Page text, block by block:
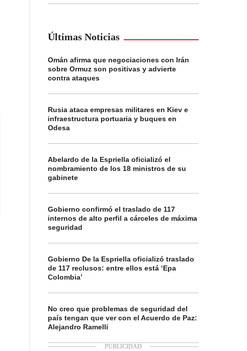
Últimas Noticias
Omán afirma que negociaciones con Irán
sobre Ormuz son positivas y advierte
contra ataques
Rusia ataca empresas militares en Kiev e
infraestructura portuaria y buques en
Odesa
Abelardo de la Espriella oficializó el
nombramiento de los 18 ministros de su
gabinete
Gobierno confirmó el traslado de 117
internos de alto perfil a cárceles de máxima
seguridad
Gobierno De la Espriella oficializó traslado
de 117 reclusos: entre ellos está ‘Epa
Colombia’
No creo que problemas de seguridad del
país tengan que ver con el Acuerdo de Paz:
Alejandro Ramelli